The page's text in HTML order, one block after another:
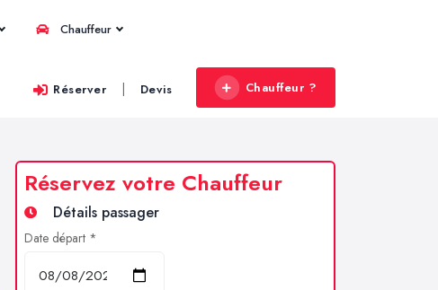
Chauffeur
Réserver | Devis Chauffeur ?
Réservez votre Chauffeur
Détails passager
Date départ *